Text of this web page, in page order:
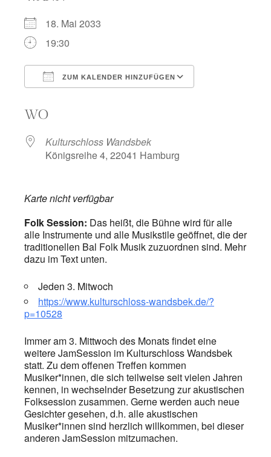
18. Mai 2033
19:30
ZUM KALENDER HINZUFÜGEN
WO
Kulturschloss Wandsbek
Königsreihe 4, 22041 Hamburg
Karte nicht verfügbar
Folk Session: Das heißt, die Bühne wird für alle
alle Instrumente und alle Musikstile geöffnet, die der
traditionellen Bal Folk Musik zuzuordnen sind. Mehr
dazu im Text unten.
Jeden 3. Mitwoch
https://www.kulturschloss-wandsbek.de/?
p=10528
Immer am 3. Mittwoch des Monats findet eine
weitere JamSession im Kulturschloss Wandsbek
statt. Zu dem offenen Treffen kommen
Musiker*innen, die sich teilweise seit vielen Jahren
kennen, in wechselnder Besetzung zur akustischen
Folksession zusammen. Gerne werden auch neue
Gesichter gesehen, d.h. alle akustischen
Musiker*innen sind herzlich willkommen, bei dieser
anderen JamSession mitzumachen.